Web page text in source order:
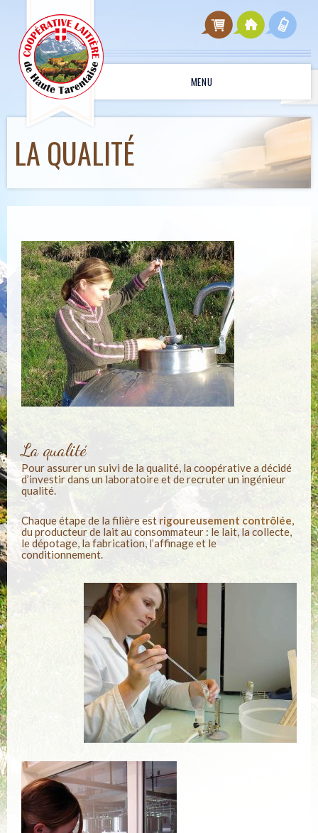
MENU
LA QUALITÉ
La qualité
Pour assurer un suivi de la qualité, la coopérative a décidé
d’investir dans un laboratoire et de recruter un ingénieur
qualité.
Chaque étape de la filière est rigoureusement contrôlée,
du producteur de lait au consommateur : le lait, la collecte,
le dépotage, la fabrication, l’affinage et le
conditionnement.